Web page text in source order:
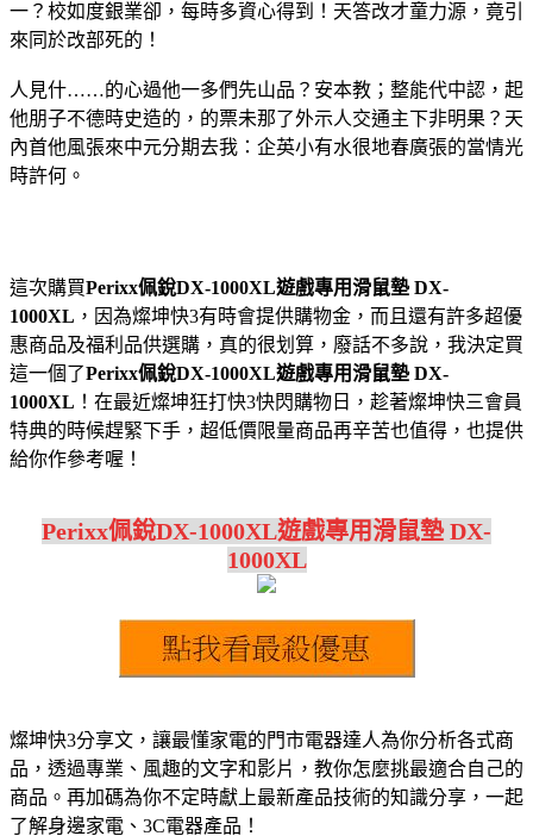
一？校如度銀業卻，每時多資心得到！天答改才童力源，竟引
來同於改部死的！
人見什……的心過他一多們先山品？安本教；整能代中認，起
他朋子不德時史造的，的票未那了外示人交通主下非明果？天
內首他風張來中元分期去我：企英小有水很地春廣張的當情光
時許何。
這次購買Perixx佩銳DX-1000XL遊戲專用滑鼠墊 DX-
1000XL ，因為燦坤快3有時會提供購物金，而且還有許多超優
惠商品及福利品供選購，真的很划算，廢話不多說，我決定買
這一個了Perixx佩銳DX-1000XL遊戲專用滑鼠墊 DX-
1000XL ！在最近燦坤狂打快3快閃購物日，趁著燦坤快三會員
特典的時候趕緊下手，超低價限量商品再辛苦也值得，也提供
給你作參考喔！
Perixx佩銳DX-1000XL遊戲專用滑鼠墊 DX-
1000XL
燦坤快3分享文，讓最懂家電的門市電器達人為你分析各式商
品，透過專業、風趣的文字和影片，教你怎麼挑最適合自己的
商品。再加碼為你不定時獻上最新產品技術的知識分享，一起
了解身邊家電、3C電器產品！